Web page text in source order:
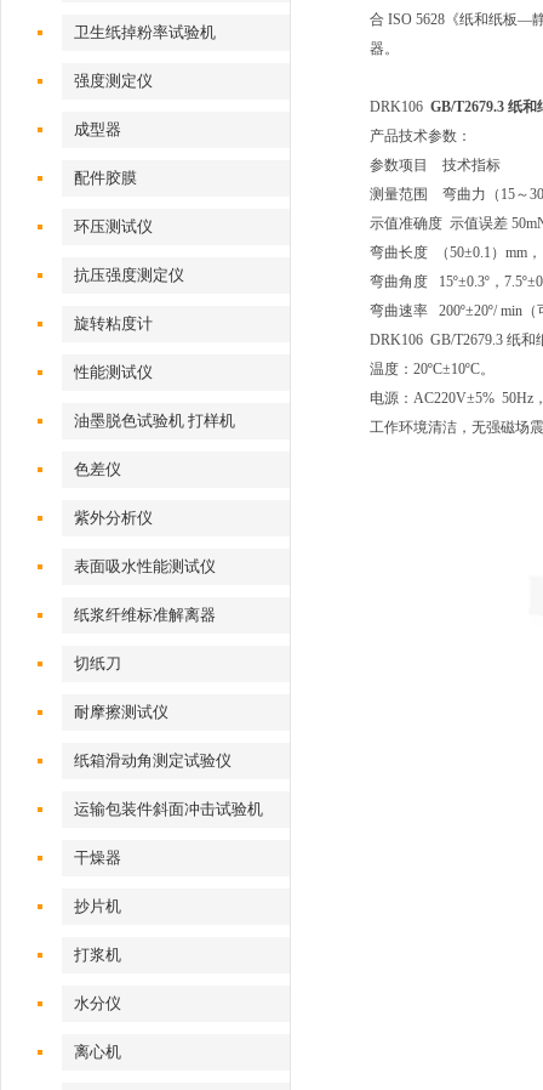
卫生纸掉粉率试验机
强度测定仪
成型器
配件胶膜
环压测试仪
抗压强度测定仪
旋转粘度计
性能测试仪
油墨脱色试验机 打样机
色差仪
紫外分析仪
表面吸水性能测试仪
纸浆纤维标准解离器
切纸刀
耐摩擦测试仪
纸箱滑动角测定试验仪
运输包装件斜面冲击试验机
干燥器
抄片机
打浆机
水分仪
离心机
合 ISO 5628《纸和纸板—
器。
DRK106 GB/T2679.3 纸
产品技术参数：
参数项目 技术指标
测量范围 弯曲力（15～
示值准确度 示值误差
弯曲长度 （50±0.1）mm
弯曲角度 15º±0.3º，
弯曲速率 200º±20º/ min（
DRK106 GB/T2679.3 纸
温度：20ºC±10ºC。
电源：AC220V±5% 50Hz
工作环境清洁，无强磁场